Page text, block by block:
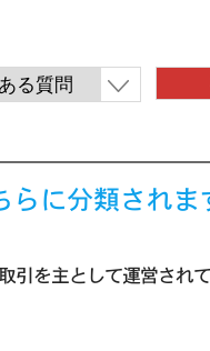
に分類されま
引を主として運営され